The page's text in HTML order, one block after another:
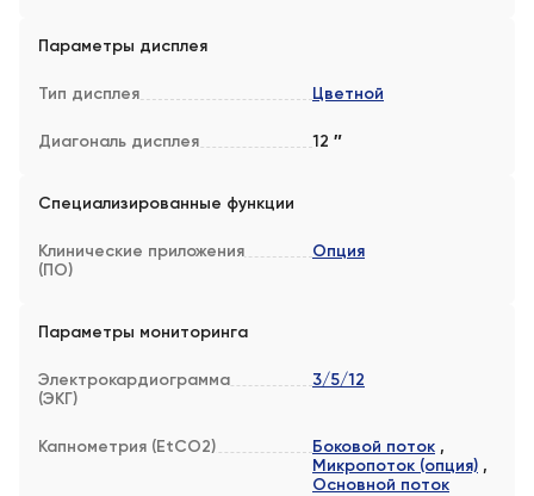
Параметры дисплея
Тип дисплея Цветной
Диагональ дисплея 12 ″
Специализированные функции
Клинические приложения
(ПО)
Опция
Параметры мониторинга
Электрокардиограмма
(ЭКГ)
3/5/12
Капнометрия (EtCO2) Боковой поток ,
Микропоток (опция) ,
Основной поток